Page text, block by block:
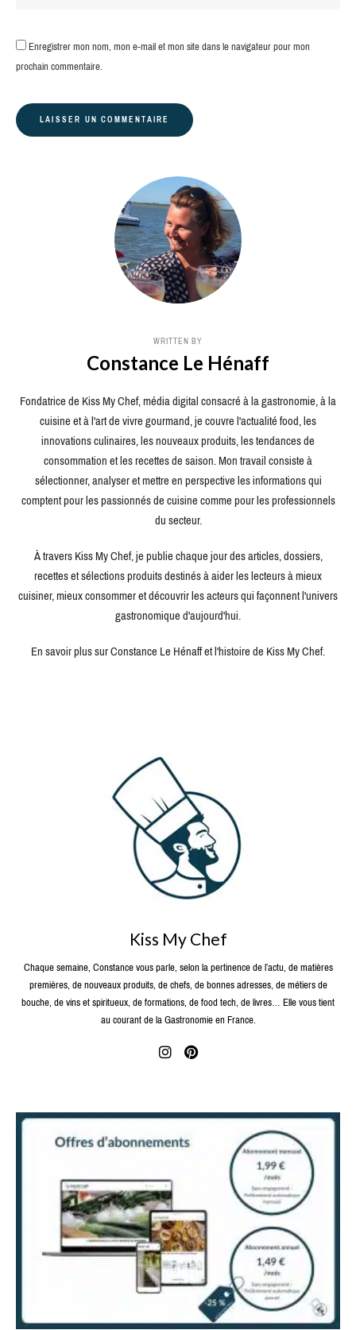
Enregistrer mon nom, mon e-mail et mon site dans le navigateur pour mon
prochain commentaire.
WRITTEN BY
Constance Le Hénaff
Fondatrice de Kiss My Chef, média digital consacré à la gastronomie, à la
cuisine et à l'art de vivre gourmand, je couvre l'actualité food, les
innovations culinaires, les nouveaux produits, les tendances de
consommation et les recettes de saison. Mon travail consiste à
sélectionner, analyser et mettre en perspective les informations qui
comptent pour les passionnés de cuisine comme pour les professionnels
du secteur.
À travers Kiss My Chef, je publie chaque jour des articles, dossiers,
recettes et sélections produits destinés à aider les lecteurs à mieux
cuisiner, mieux consommer et découvrir les acteurs qui façonnent l'univers
gastronomique d'aujourd'hui.
En savoir plus sur Constance Le Hénaff et l'histoire de Kiss My Chef.
Kiss My Chef
Chaque semaine, Constance vous parle, selon la pertinence de l’actu, de matières
premières, de nouveaux produits, de chefs, de bonnes adresses, de métiers de
bouche, de vins et spiritueux, de formations, de food tech, de livres… Elle vous tient
au courant de la Gastronomie en France.